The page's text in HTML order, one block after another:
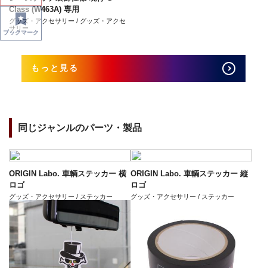
Class (W463A) 専用
グッズ・アクセサリー / グッズ・アクセ
サリー
もっと見る
同じジャンルのパーツ・製品
ORIGIN Labo. 車輌ステッカー 横
ロゴ
グッズ・アクセサリー / ステッカー
ORIGIN Labo. 車輌ステッカー 縦
ロゴ
グッズ・アクセサリー / ステッカー
ブックマーク